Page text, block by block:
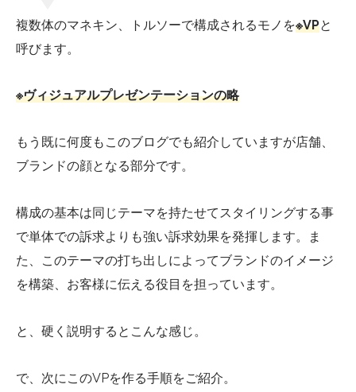
複数体のマネキン、トルソーで構成されるモノを※VPと
呼びます。
※ヴィジュアルプレゼンテーションの略
もう既に何度もこのブログでも紹介していますが店舗、
ブランドの顔となる部分です。
構成の基本は同じテーマを持たせてスタイリングする事
で単体での訴求よりも強い訴求効果を発揮します。ま
た、このテーマの打ち出しによってブランドのイメージ
を構築、お客様に伝える役目を担っています。
と、硬く説明するとこんな感じ。
で、次にこのVPを作る手順をご紹介。